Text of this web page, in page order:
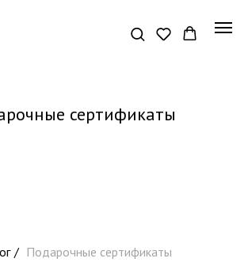
сертификаты
/ Подарочные сертификаты